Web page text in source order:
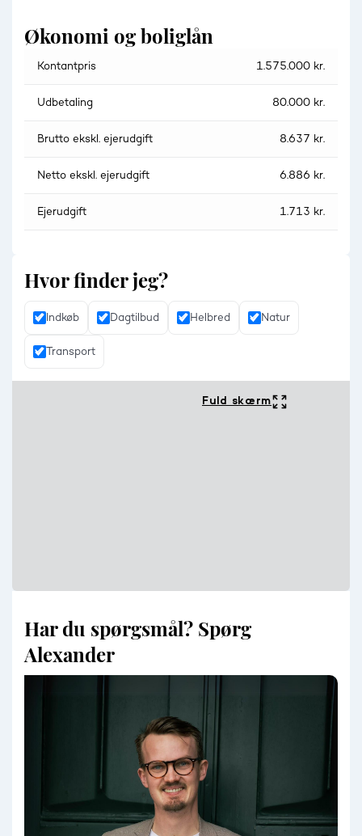
Økonomi og boliglån
Kontantpris 1.575.000 kr.
Udbetaling 80.000 kr.
Brutto ekskl. ejerudgift 8.637 kr.
Netto ekskl. ejerudgift 6.886 kr.
Ejerudgift 1.713 kr.
Hvor finder jeg?
Indkøb Dagtilbud Helbred Natur
Transport
Fuld skærm
Har du spørgsmål? Spørg
Alexander